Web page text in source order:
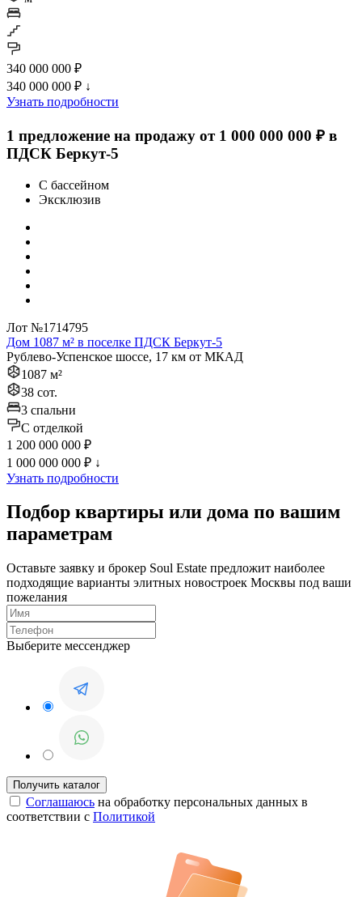
340 000 000 ₽
340 000 000 ₽ ↓
Узнать подробности
1 предложение на продажу от 1 000 000 000 ₽ в
ПДСК Беркут-5
С бассейном
Эксклюзив
Лот №1714795
Дом 1087 м² в поселке ПДСК Беркут-5
Рублево-Успенское шоссе, 17 км от МКАД
1087 м²
38 сот.
3 спальни
C отделкой
1 200 000 000 ₽
1 000 000 000 ₽ ↓
Узнать подробности
Подбор квартиры или дома по вашим
параметрам
Оставьте заявку и брокер Soul Estate предложит наиболее
подходящие варианты элитных новостроек Москвы под ваши
пожелания
Выберите мессенджер
Соглашаюсь на обработку персональных данных в
соответствии с Политикой